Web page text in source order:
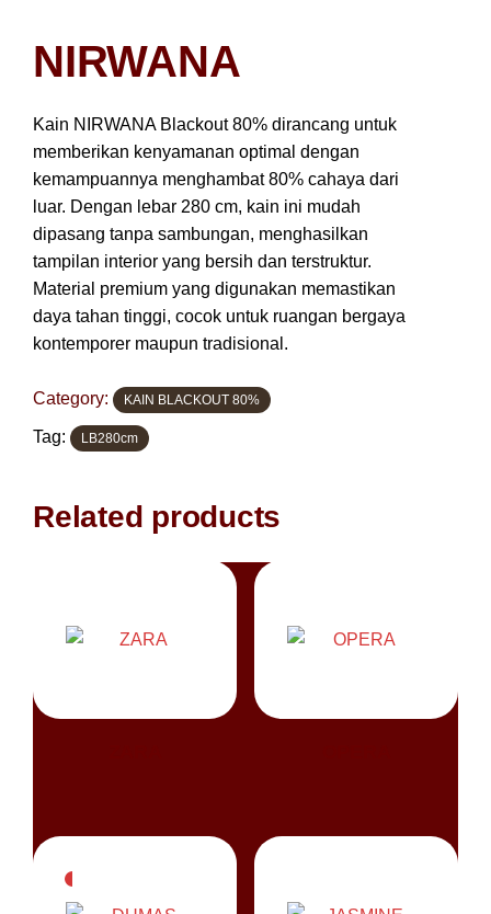
NIRWANA
Kain NIRWANA Blackout 80% dirancang untuk
memberikan kenyamanan optimal dengan
kemampuannya menghambat 80% cahaya dari
luar. Dengan lebar 280 cm, kain ini mudah
dipasang tanpa sambungan, menghasilkan
tampilan interior yang bersih dan terstruktur.
Material premium yang digunakan memastikan
daya tahan tinggi, cocok untuk ruangan bergaya
kontemporer maupun tradisional.
Category: KAIN BLACKOUT 80%
Tag: LB280cm
Related products